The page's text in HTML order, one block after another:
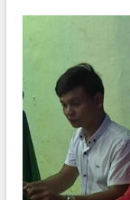
Kỳ họp thứ Hai, Hội
tỉnh khóa XI quyết nghị
Bí thư Tỉnh ủy Lương
Triết thăm, tặng quà
cách mạng
Rà soát, hoàn thiện hệ
văn hóa, thể thao đáp
phát triển mới
Thường trực HĐND tỉnh
LIÊN KẾT WEB